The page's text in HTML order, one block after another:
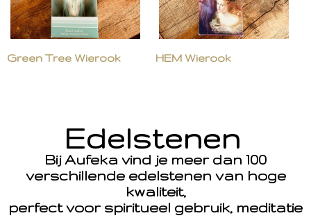
Green Tree Wierook HEM Wierook
Edelstenen
Bij Aufeka vind je meer dan 100
verschillende edelstenen van hoge
kwaliteit,
perfect voor spiritueel gebruik, meditatie